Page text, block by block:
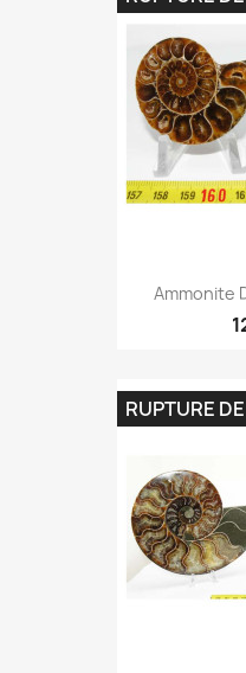
Ammonite
RUPTURE